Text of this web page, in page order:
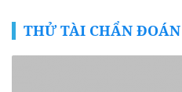
THỬ TÀI CHẨN ĐOÁN